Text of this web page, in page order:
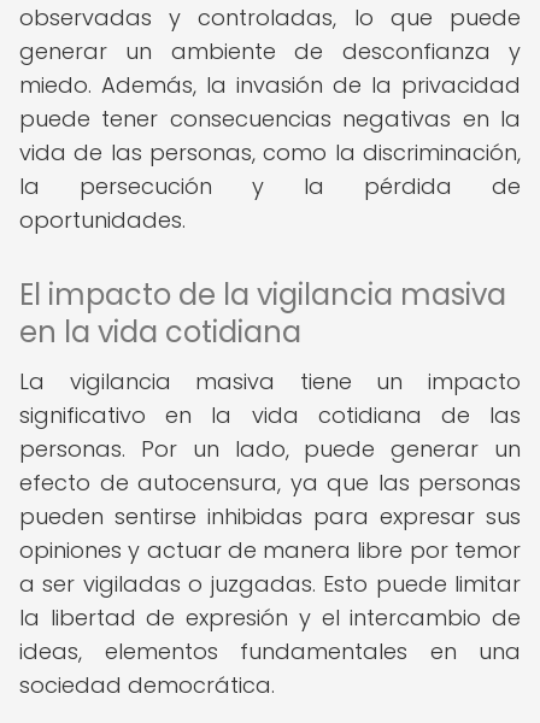
observadas y controladas, lo que puede
generar un ambiente de desconfianza y
miedo. Además, la invasión de la privacidad
puede tener consecuencias negativas en la
vida de las personas, como la discriminación,
la persecución y la pérdida de
oportunidades.
El impacto de la vigilancia masiva
en la vida cotidiana
La vigilancia masiva tiene un impacto
significativo en la vida cotidiana de las
personas. Por un lado, puede generar un
efecto de autocensura, ya que las personas
pueden sentirse inhibidas para expresar sus
opiniones y actuar de manera libre por temor
a ser vigiladas o juzgadas. Esto puede limitar
la libertad de expresión y el intercambio de
ideas, elementos fundamentales en una
sociedad democrática.